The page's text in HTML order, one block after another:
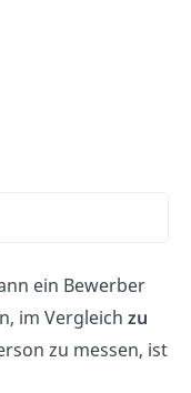
ein Bewerber
im Vergleichzu
zu messen, ist